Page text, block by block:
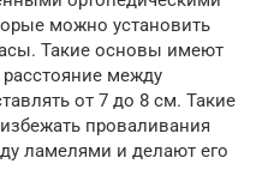
можно установить
Такие основы имеют
между
от 7 до 8 см. Такие
проваливания
ламелями и делают его